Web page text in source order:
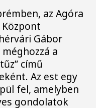
az Agóra
Gábor
a
című
Az est egy
fel, amelyben
gondolatok